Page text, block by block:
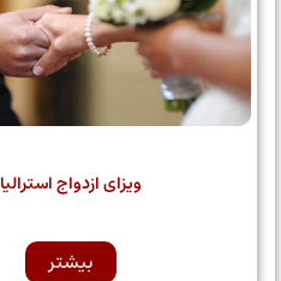
ویزای ازدواج استرالیا
بیشتر